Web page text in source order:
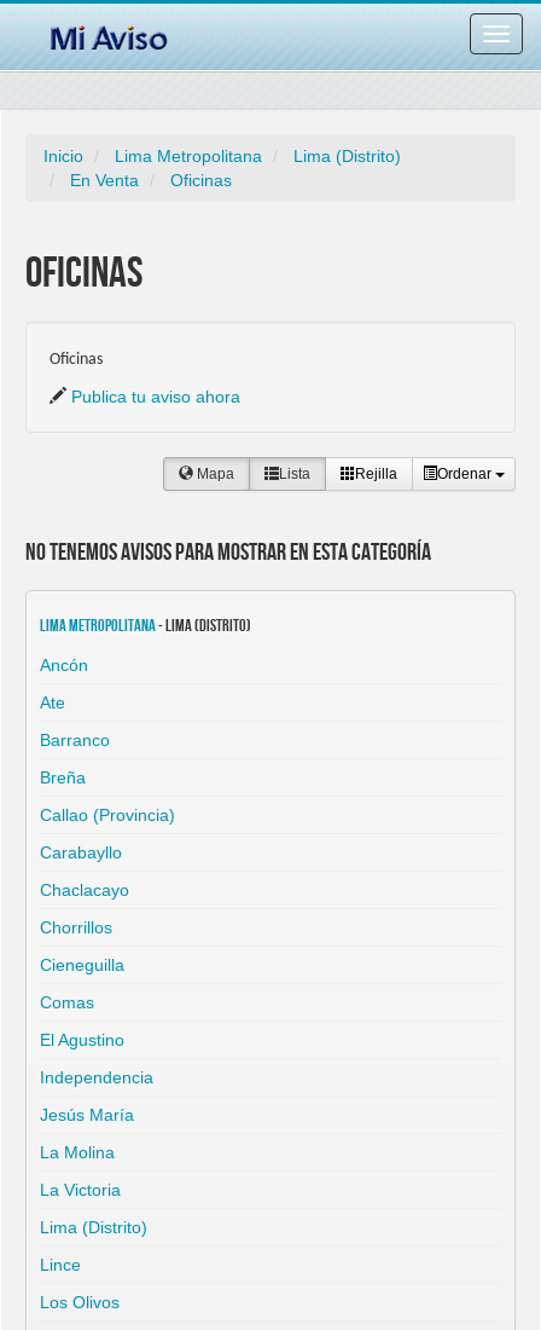
barra
Inicio Lima Metropolitana
Lima (Distrito)
En Venta
Oficinas
Oficinas
Oficinas
Publica tu aviso ahora
Mapa Lista Rejilla Ordenar
No tenemos avisos para mostrar en esta categoría
Lima Metropolitana- Lima (Distrito)
Ancón
Ate
Barranco
Breña
Callao (Provincia)
Carabayllo
Chaclacayo
Chorrillos
Cieneguilla
Comas
El Agustino
Independencia
Jesús María
La Molina
La Victoria
Lima (Distrito)
Lince
Los Olivos